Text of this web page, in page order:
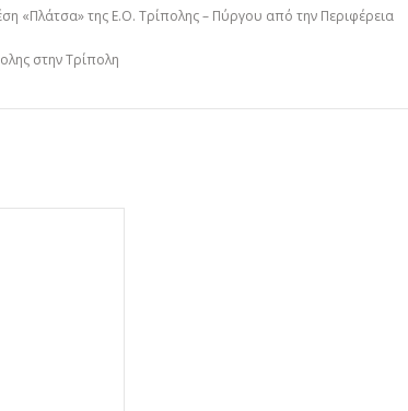
«Πλάτσα» της Ε.Ο. Τρίπολης – Πύργου από την Περιφέρεια
στην Τρίπολη